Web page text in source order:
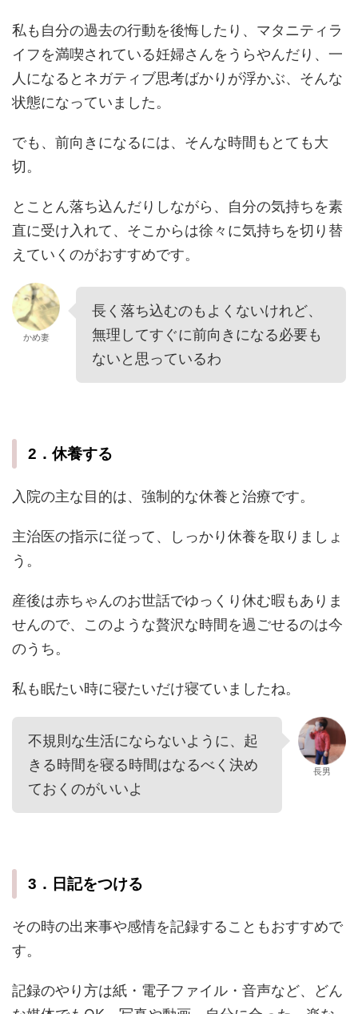
私も自分の過去の行動を後悔したり、マタニティラ
イフを満喫されている妊婦さんをうらやんだり、一
人になるとネガティブ思考ばかりが浮かぶ、そんな
状態になっていました。
でも、前向きになるには、そんな時間もとても大
切。
とことん落ち込んだりしながら、自分の気持ちを素
直に受け入れて、そこからは徐々に気持ちを切り替
えていくのがおすすめです。
かめ妻
長く落ち込むのもよくないけれど、
無理してすぐに前向きになる必要も
ないと思っているわ
2．休養する
入院の主な目的は、強制的な休養と治療です。
主治医の指示に従って、しっかり休養を取りましょ
う。
産後は赤ちゃんのお世話でゆっくり休む暇もありま
せんので、このような贅沢な時間を過ごせるのは今
のうち。
私も眠たい時に寝たいだけ寝ていましたね。
不規則な生活にならないように、起
きる時間を寝る時間はなるべく決め
ておくのがいいよ
長男
3．日記をつける
その時の出来事や感情を記録することもおすすめで
す。
記録のやり方は紙・電子ファイル・音声など、どん